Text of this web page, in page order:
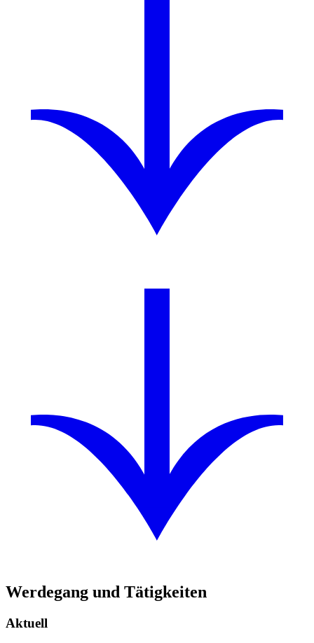
Werdegang und Tätigkeiten
Aktuell